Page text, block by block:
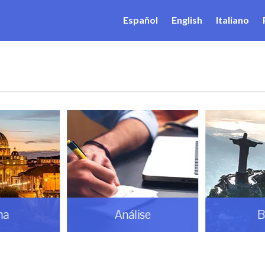
Español English Italiano
Análise